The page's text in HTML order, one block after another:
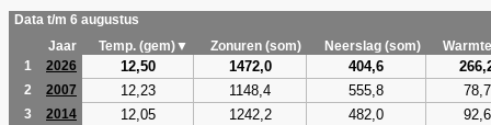
Data t/m 6 augustus
Jaar
Temp. (gem)▼ Zonuren (som) Neerslag (som)
1
2026 12,50 1472,0 404,6
2 2007 12,23 1148,4 555,8 78,7
3 2014 12,05 1242,2 482,0 92,6